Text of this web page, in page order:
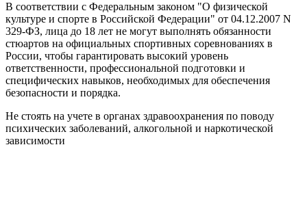
В соответствии с Федеральным законом "О физической
культуре и спорте в Российской Федерации" от 04.12.2007 N
329-ФЗ, лица до 18 лет не могут выполнять обязанности
стюартов на официальных спортивных соревнованиях в
России, чтобы гарантировать высокий уровень
ответственности, профессиональной подготовки и
специфических навыков, необходимых для обеспечения
безопасности и порядка.
Не стоять на учете в органах здравоохранения по поводу
психических заболеваний, алкогольной и наркотической
зависимости